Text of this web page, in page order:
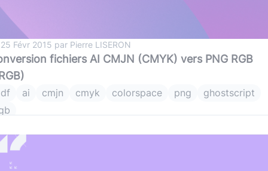
Févr 2015 par Pierre LISERON
fichiers AI CMJN (CMYK) vers PNG RGB
ai cmjn cmyk colorspace png
ghostscript